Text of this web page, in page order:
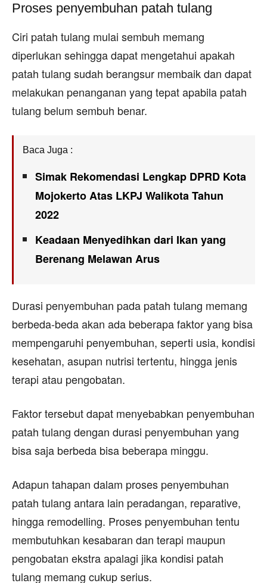
Proses penyembuhan patah tulang
Ciri patah tulang mulai sembuh memang
diperlukan sehingga dapat mengetahui apakah
patah tulang sudah berangsur membaik dan dapat
melakukan penanganan yang tepat apabila patah
tulang belum sembuh benar.
Baca Juga :
Simak Rekomendasi Lengkap DPRD Kota
Mojokerto Atas LKPJ Walikota Tahun
2022
Keadaan Menyedihkan dari Ikan yang
Berenang Melawan Arus
Durasi penyembuhan pada patah tulang memang
berbeda-beda akan ada beberapa faktor yang bisa
mempengaruhi penyembuhan, seperti usia, kondisi
kesehatan, asupan nutrisi tertentu, hingga jenis
terapi atau pengobatan.
Faktor tersebut dapat menyebabkan penyembuhan
patah tulang dengan durasi penyembuhan yang
bisa saja berbeda bisa beberapa minggu.
Adapun tahapan dalam proses penyembuhan
patah tulang antara lain peradangan, reparative,
hingga remodelling. Proses penyembuhan tentu
membutuhkan kesabaran dan terapi maupun
pengobatan ekstra apalagi jika kondisi patah
tulang memang cukup serius.